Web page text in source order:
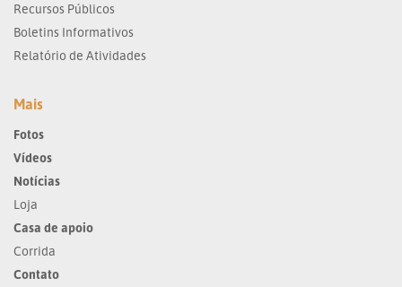
Recursos Públicos
Boletins Informativos
Relatório de Atividades
Mais
Fotos
Vídeos
Notícias
Loja
Casa de apoio
Corrida
Contato